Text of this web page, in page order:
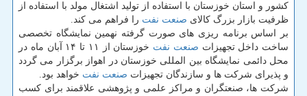
كشور و استان خوزستان با استفاده از تولید اشتغال مولد با استفاده از
ظرفیت بازار بزرگ كالای صنعت نفت را فراهم می كند.
بر اساس برنامه ریزی های صورت گرفته نهمین نمایشگاه تخصصی
ساخت داخل تجهیزات صنعت نفت
خوزستان از ۱۱ تا ۱۴ آبان ماه در
محل دائمی نمایشگاه بین المللی خوزستان در اهواز برگزار می گردد
و پذیرای شركت ها و سازندگان تجهیزات صنعت نفت خواهد بود.
شركت ها، صنعتگران و مراكز علمی و پژوهشی علاقمند برای كسب